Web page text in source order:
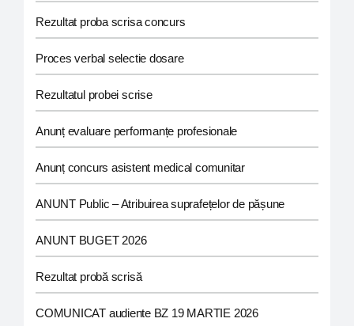
Rezultat proba scrisa concurs
Proces verbal selectie dosare
Rezultatul probei scrise
Anunț evaluare performanțe profesionale
Anunț concurs asistent medical comunitar
ANUNT Public – Atribuirea suprafețelor de pășune
ANUNT BUGET 2026
Rezultat probă scrisă
COMUNICAT audiente BZ 19 MARTIE 2026